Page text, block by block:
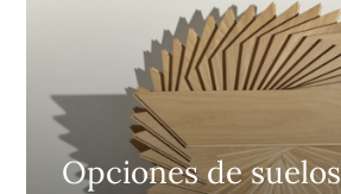
Opciones de suelos